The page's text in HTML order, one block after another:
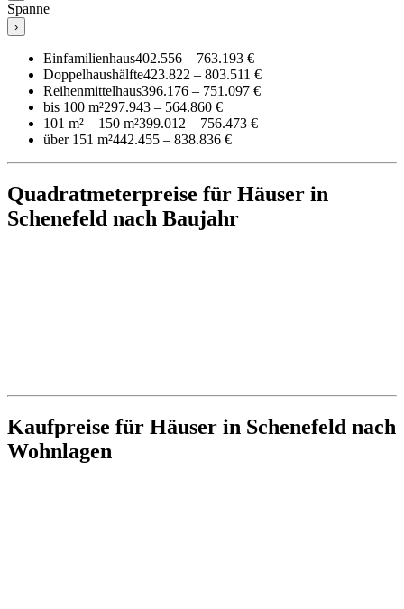
Spanne
›
Einfamilienhaus402.556 – 763.193 €
Doppelhaushälfte423.822 – 803.511 €
Reihenmittelhaus396.176 – 751.097 €
bis 100 m²297.943 – 564.860 €
101 m² – 150 m²399.012 – 756.473 €
über 151 m²442.455 – 838.836 €
Quadratmeterpreise für Häuser in
Schenefeld nach Baujahr
Kaufpreise für Häuser in Schenefeld nach
Wohnlagen